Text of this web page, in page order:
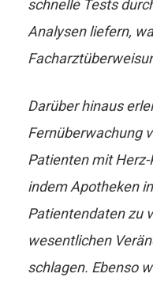
schnelle Tests
Analysen liefern,
Darüber hinaus
Fernüberwachung
Patienten mit
indem Apotheken
Patientendaten zu
wesentlichen
schlagen. Ebenso